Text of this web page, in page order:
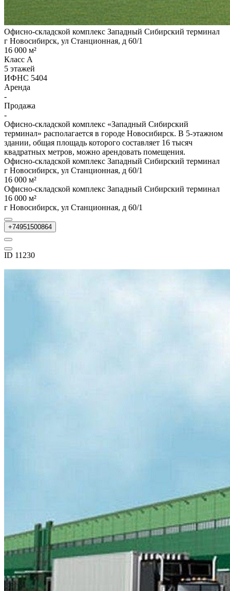
Офисно-складской комплекс Западный Сибирский терминал
г Новосибирск, ул Станционная, д 60/1
16 000 м²
Класс A
5 этажей
ИФНС 5404
Аренда
-
Продажа
-
Офисно-складской комплекс «Западный Сибирский
терминал» располагается в городе Новосибирск. В 5-этажном
здании, общая площадь которого составляет 16 тысяч
квадратных метров, можно арендовать помещения.
Офисно-складской комплекс Западный Сибирский терминал
г Новосибирск, ул Станционная, д 60/1
16 000 м²
Офисно-складской комплекс Западный Сибирский терминал
16 000 м²
г Новосибирск, ул Станционная, д 60/1
+74951500864
ID 11230